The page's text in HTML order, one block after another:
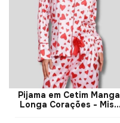
Pijama em Cetim Manga
Longa Corações - Miss